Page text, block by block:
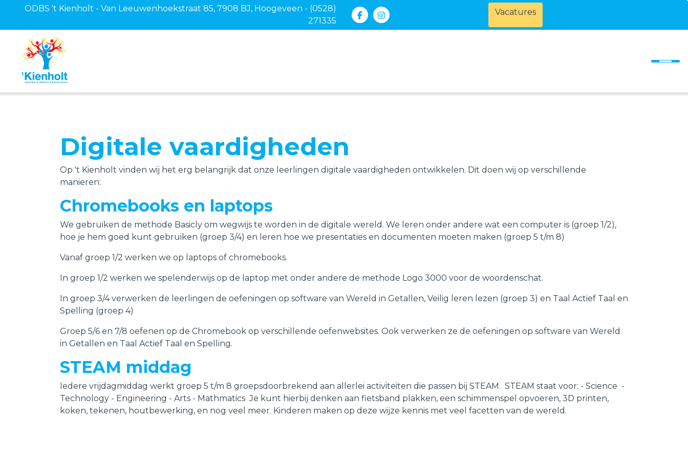
ODBS 't Kienholt - Van Leeuwenhoekstraat 85, 7908 BJ, Hoogeveen - (0528)
271335
Vacatures
Onze school
Ons onderwijs
Kinderopvang
Laatste nieuws
Digitale vaardigheden
Op 't Kienholt vinden wij het erg belangrijk dat onze leerlingen digitale vaardigheden ontwikkelen. Dit doen wij op verschillende
manieren:
Chromebooks en laptops
We gebruiken de methode Basicly om wegwijs te worden in de digitale wereld. We leren onder andere wat een computer is (groep 1/2),
hoe je hem goed kunt gebruiken (groep 3/4) en leren hoe we presentaties en documenten moeten maken (groep 5 t/m 8)
Vanaf groep 1/2 werken we op laptops of chromebooks.
In groep 1/2 werken we spelenderwijs op de laptop met onder andere de methode Logo 3000 voor de woordenschat.
In groep 3/4 verwerken de leerlingen de oefeningen op software van Wereld in Getallen, Veilig leren lezen (groep 3) en Taal Actief Taal en
Spelling (groep 4)
Groep 5/6 en 7/8 oefenen op de Chromebook op verschillende oefenwebsites. Ook verwerken ze de oefeningen op software van Wereld
in Getallen en Taal Actief Taal en Spelling.
STEAM middag
Iedere vrijdagmiddag werkt groep 5 t/m 8 groepsdoorbrekend aan allerlei activiteiten die passen bij STEAM. STEAM staat voor: - Science -
Technology - Engineering - Arts - Mathmatics Je kunt hierbij denken aan fietsband plakken, een schimmenspel opvoeren, 3D printen,
koken, tekenen, houtbewerking, en nog veel meer. Kinderen maken op deze wijze kennis met veel facetten van de wereld.